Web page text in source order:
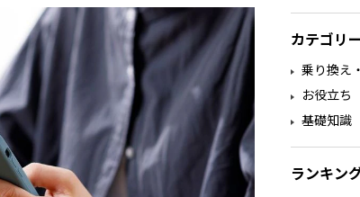
カテゴリー
乗り換え
お役立ち
基礎知識
ランキン